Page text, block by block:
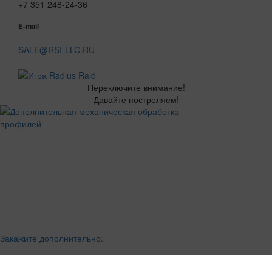
+7 351 248-24-36
E-mail
SALE@RSI-LLC.RU
Переключите внимание!
Давайте постреляем!
Закажите дополнительно: